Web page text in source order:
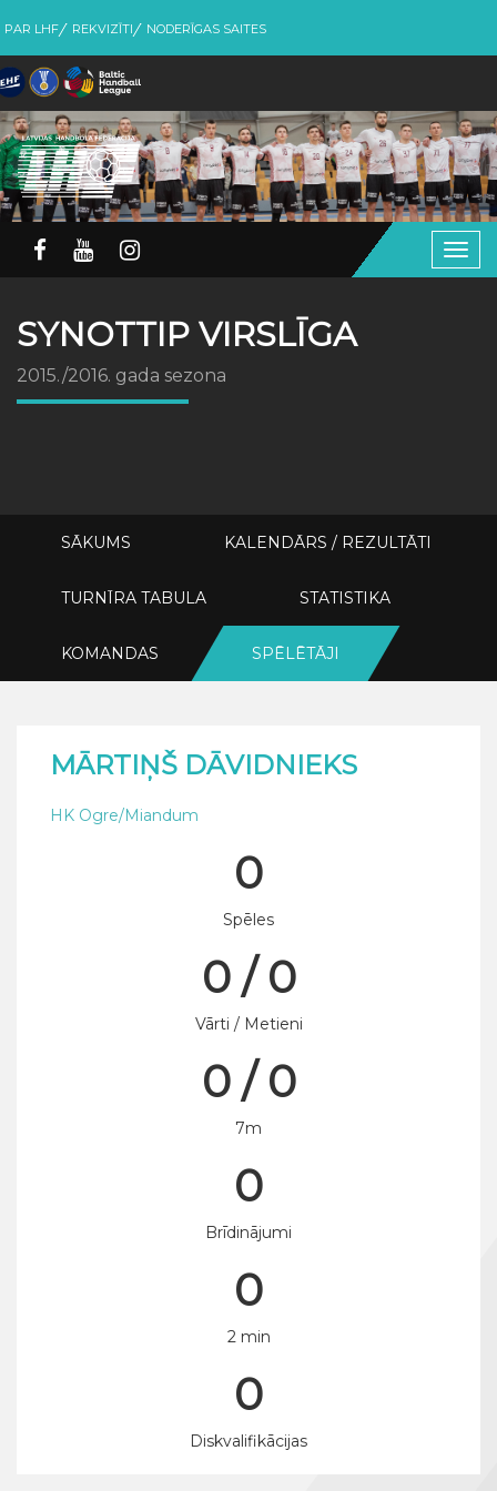
PAR LHF REKVIZĪTI NODERĪGAS SAITES
SYNOTTIP VIRSLĪGA
2015./2016. gada sezona
SĀKUMS KALENDĀRS / REZULTĀTI
TURNĪRA TABULA STATISTIKA
KOMANDAS SPĒLĒTĀJI
MĀRTIŅŠ DĀVIDNIEKS
HK Ogre/Miandum
0
Spēles
0 / 0
Vārti / Metieni
0 / 0
7m
0
Brīdinājumi
0
2 min
0
Diskvalifikācijas